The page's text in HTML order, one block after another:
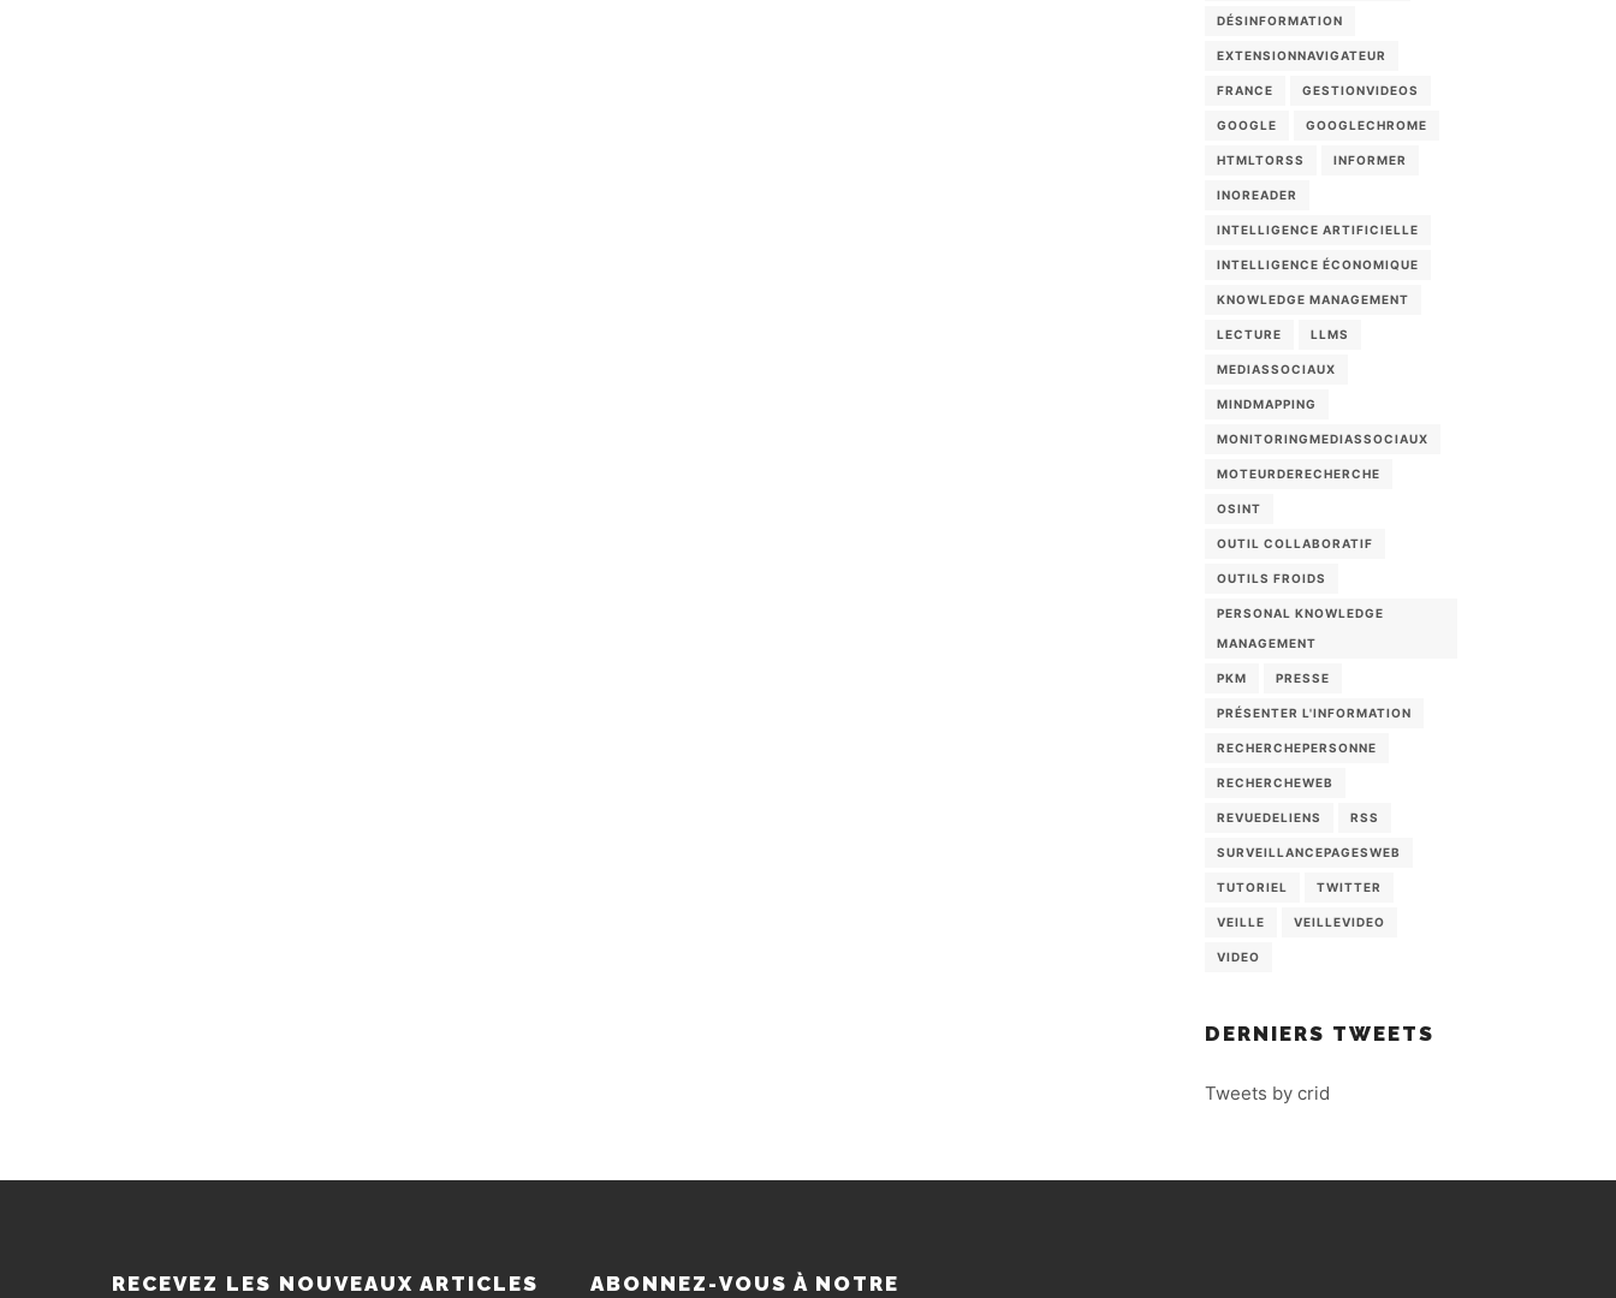
DÉSINFORMATION
EXTENSIONNAVIGATEUR
FRANCE GESTIONVIDEOS
GOOGLE GOOGLECHROME
HTMLTORSS INFORMER
INOREADER
INTELLIGENCE ARTIFICIELLE
INTELLIGENCE ÉCONOMIQUE
KNOWLEDGE MANAGEMENT
LECTURE LLMS
MEDIASSOCIAUX
MINDMAPPING
MONITORINGMEDIASSOCIAUX
MOTEURDERECHERCHE
OSINT
OUTIL COLLABORATIF
OUTILS FROIDS
PERSONAL KNOWLEDGE
MANAGEMENT
PKM PRESSE
PRÉSENTER L'INFORMATION
RECHERCHEPERSONNE
RECHERCHEWEB
REVUEDELIENS RSS
SURVEILLANCEPAGESWEB
TUTORIEL TWITTER
VEILLE VEILLEVIDEO
VIDEO
DERNIERS TWEETS
Tweets by crid
RECEVEZ LES NOUVEAUX ARTICLES ABONNEZ-VOUS À NOTRE